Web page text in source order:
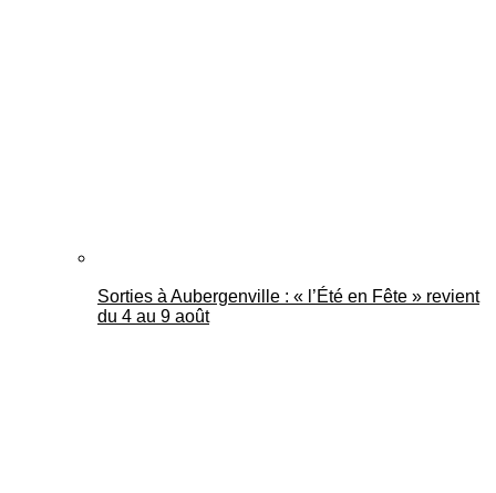
Sorties à Aubergenville : « l’Été en Fête » revient
du 4 au 9 août